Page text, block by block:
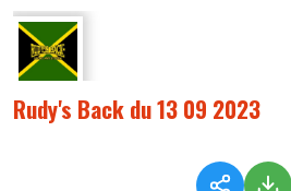
Rudy's Back du 13 09 2023